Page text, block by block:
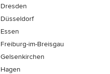
Dresden
Düsseldorf
Essen
Freiburg-im-Breisgau
Gelsenkirchen
Hagen